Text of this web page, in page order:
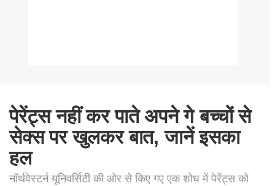
पेरेंट्स नहीं कर पाते अपने गे बच्चों से
सेक्स पर खुलकर बात, जानें इसका
हल
नॉर्थवेस्टर्न यूनिवर्सिटी की ओर से किए गए एक शोध में पेरेंट्स को